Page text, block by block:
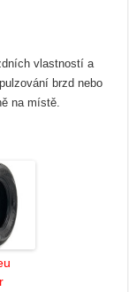
vlastností a
brzd nebo
na místě.